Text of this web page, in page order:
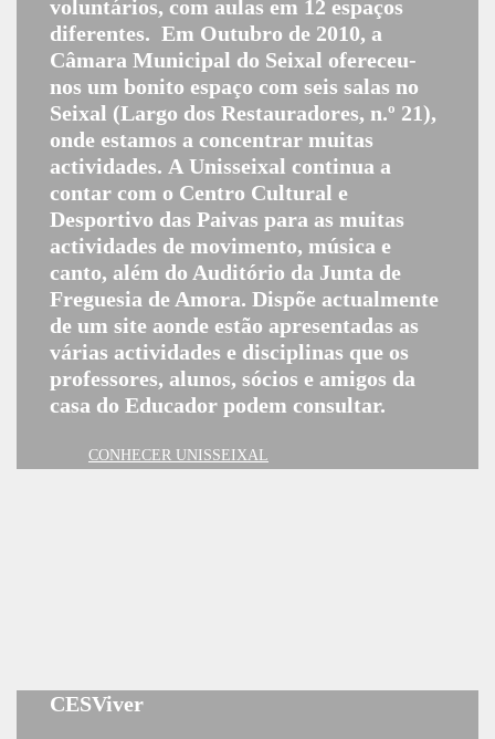
voluntários, com aulas em 12 espaços
diferentes. Em Outubro de 2010, a
Câmara Municipal do Seixal ofereceu-
nos um bonito espaço com seis salas no
Seixal (Largo dos Restauradores, n.º 21),
onde estamos a concentrar muitas
actividades. A Unisseixal continua a
contar com o Centro Cultural e
Desportivo das Paivas para as muitas
actividades de movimento, música e
canto, além do Auditório da Junta de
Freguesia de Amora. Dispõe actualmente
de um site aonde estão apresentadas as
várias actividades e disciplinas que os
professores, alunos, sócios e amigos da
casa do Educador podem consultar.
CONHECER UNISSEIXAL
CESViver